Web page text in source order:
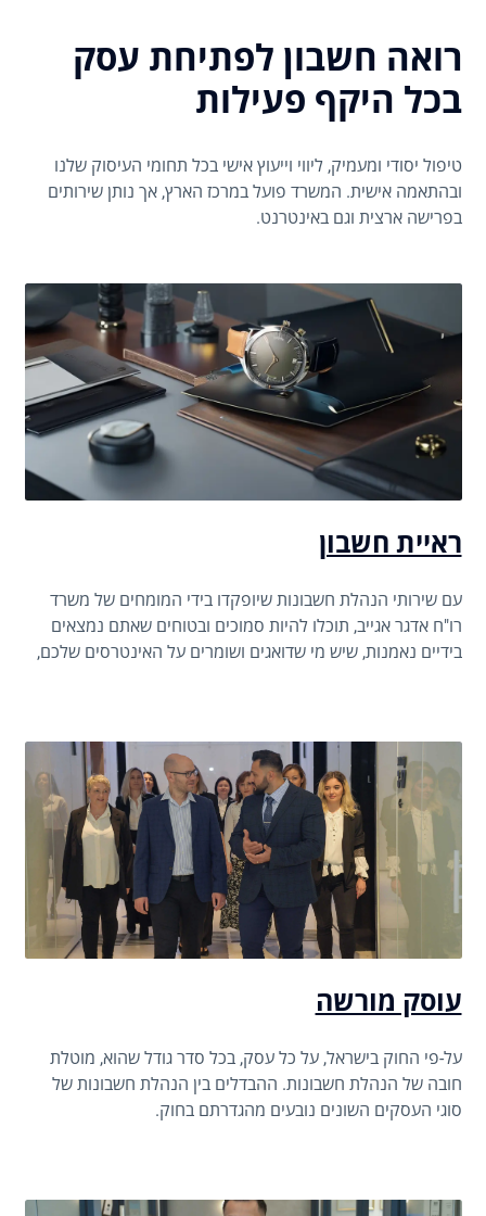
רואה חשבון לפתיחת עסק
בכל היקף פעילות
טיפול יסודי ומעמיק, ליווי וייעוץ אישי בכל תחומי העיסוק שלנו
ובהתאמה אישית. המשרד פועל במרכז הארץ, אך נותן שירותים
בפרישה ארצית וגם באינטרנט.
ראיית חשבון
עם שירותי הנהלת חשבונות שיופקדו בידי המומחים של משרד
רו"ח אדגר אגייב, תוכלו להיות סמוכים ובטוחים שאתם נמצאים
בידיים נאמנות, שיש מי שדואגים ושומרים על האינטרסים שלכם,
עוסק מורשה
על-פי החוק בישראל, על כל עסק, בכל סדר גודל שהוא, מוטלת
חובה של הנהלת חשבונות. ההבדלים בין הנהלת חשבונות של
סוגי העסקים השונים נובעים מהגדרתם בחוק.